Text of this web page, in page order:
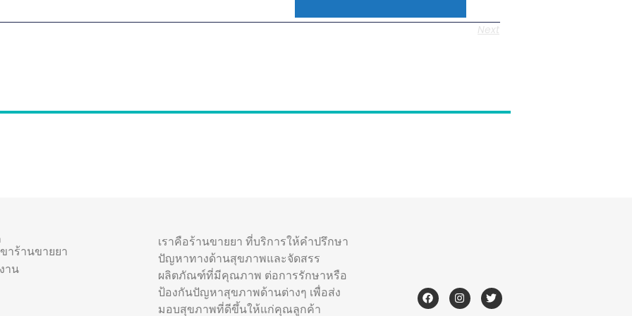
Next
าร้านขายยา
าน
เราคือร้านขายยา ที่บริการให้คำปรึกษา
ปัญหาทางด้านสุขภาพและจัดสรร
ผลิตภัณฑ์ที่มีคุณภาพ ต่อการรักษาหรือ
ป้องกันปัญหาสุขภาพด้านต่างๆ เพื่อส่ง
มอบสุขภาพที่ดีขึ้นให้แก่คุณลูกค้า